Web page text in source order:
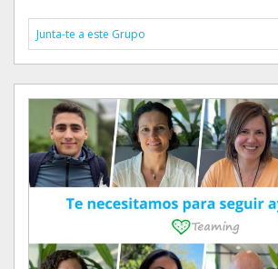
Junta-te a este Grupo